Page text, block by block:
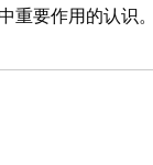
重要作用的认识。